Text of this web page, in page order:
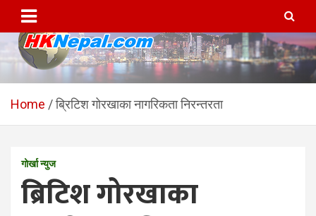
content
HKNepal.com – हङकङबाट
सञ्चालित पहिलो नेपाली अनलाईन
hknepal, hknepal.com, hk nepal, hk nepal com
Home ब्रिटिश गोरखाका नागरिकता निरन्तरता
गोर्खा न्युज
ब्रिटिश गोरखाका